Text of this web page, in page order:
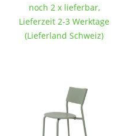
noch 2 x lieferbar,
Lieferzeit 2-3 Werktage
(Lieferland Schweiz)